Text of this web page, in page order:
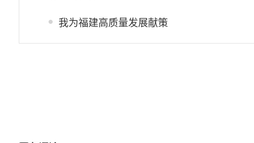
我为福建高质量发展献策